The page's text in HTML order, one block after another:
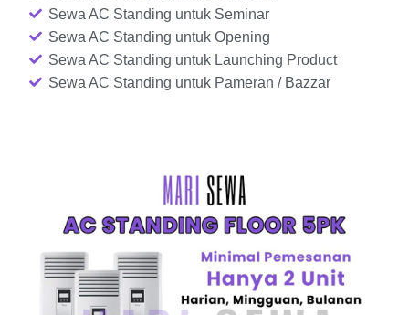
Sewa AC Standing untuk Seminar
Sewa AC Standing untuk Opening
Sewa AC Standing untuk Launching Product
Sewa AC Standing untuk Pameran / Bazzar